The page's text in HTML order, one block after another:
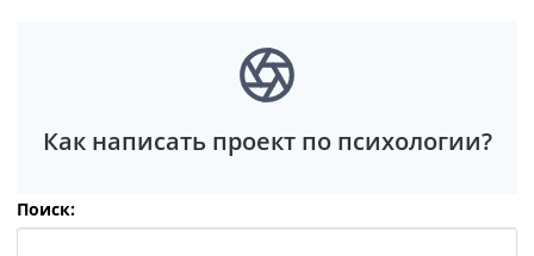
Как написать проект по психологии?
Поиск: